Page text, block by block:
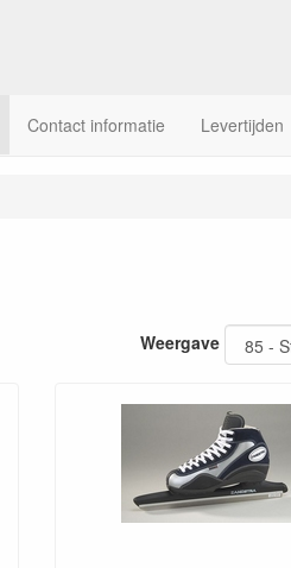
Contact informatie Levertijden
Weergave